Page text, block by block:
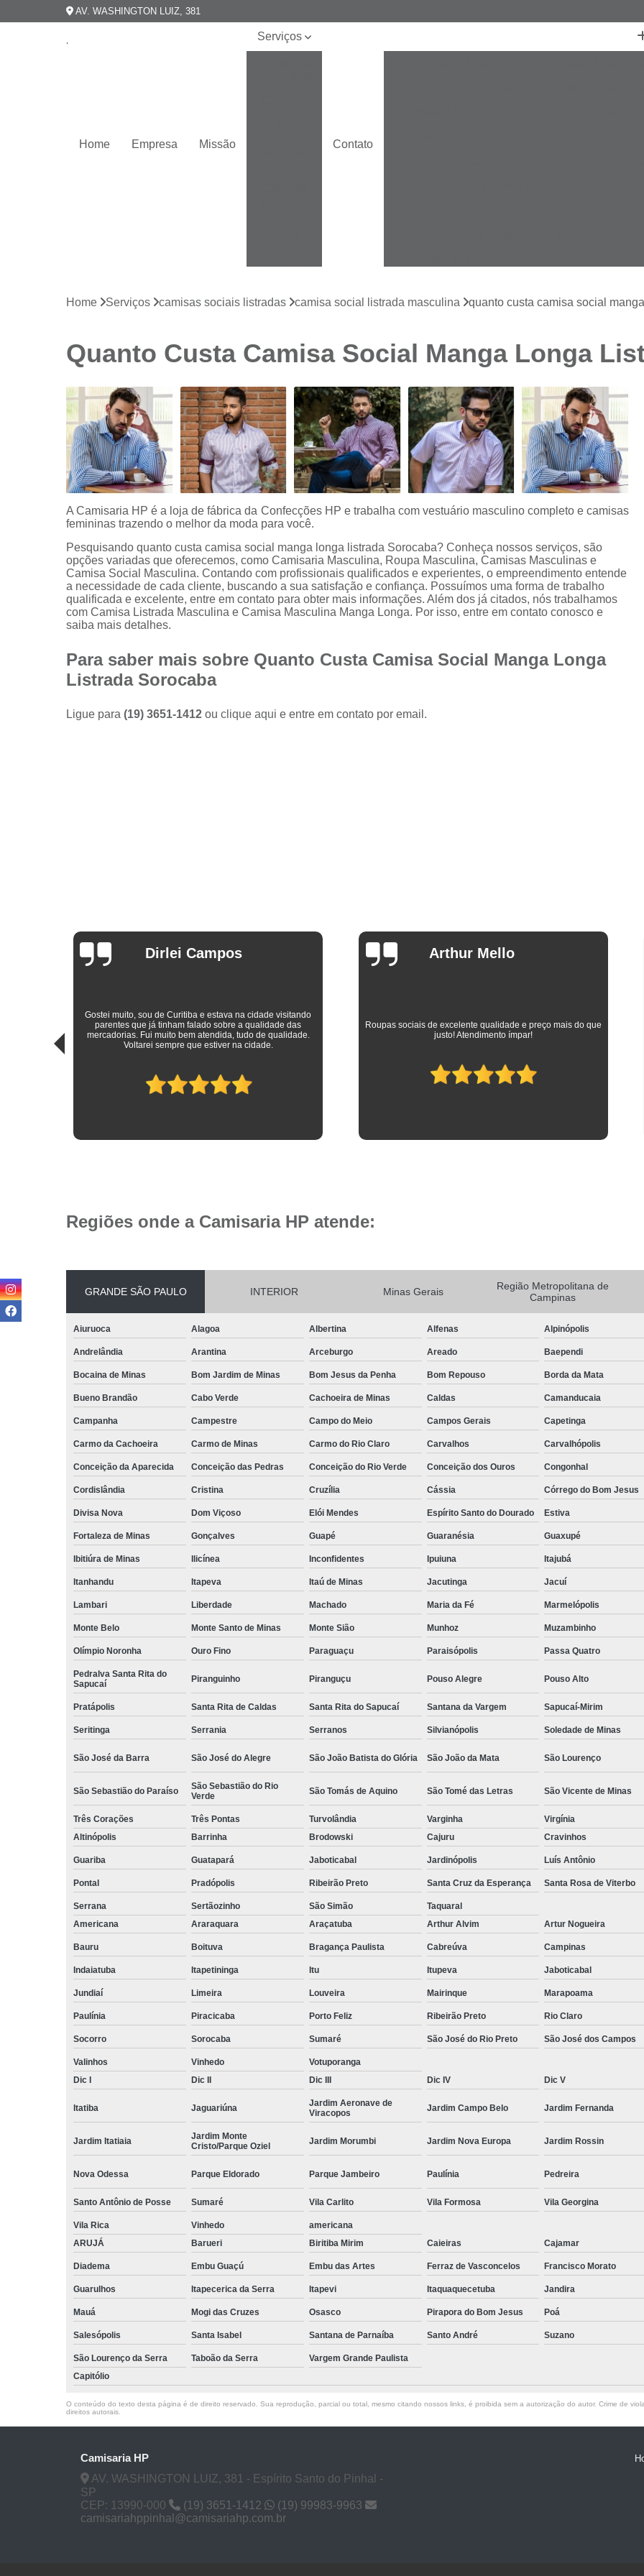
AV. WASHINGTON LUIZ, 381
Home Empresa Missão
Serviços
Camisas
branca
preço
Camisas
sociais
listradas
Camisas
sociais
curta
Camisas
sociais
manga
longa
Camisas
sociais
Camisas
sociais
Fábricas
Contato
Camisa Masculina
Camisa Masculina
Camisa Branca Plus Size
Camisa Jeans
Camisa Social Branca Plus Size
Camisa Social Plus Size
Camisa Xadrez Masculina Plus Size
Camisa Masculina Manga Curta Slim Fit
Camisa Slim Fit
Camisa
Camisa Social Slim Fit Masculina
Camisa
Camisa Branca Slim Masculina
Camisa Jeans Slim Masculina
Camisa Branca
Camisa Social
Camisa Social Masculina
Camisa
Camisa Social Listrada
Camisa Social Listrada Masculina
Camisa Social Masculina Listrada Preto e
Camisa Manga Longa Masculina
Camisa Social de Manga Longa
Camisa Social Manga Longa Masculina
Camisa Social Masculina Manga Longa Lisa
Camisa Social Preta Manga Longa
Camisa Masculina Social
Camisa Social Estampada
Camisa Social Masculina
Camisa Social Masculina Preta
Camisa Social Preta Masculina
Camisa Masculina Social Preço
Camisa Social Estampada Masculina Preço
Camisa Social Masculina Estampada Preço
Camisa Social Masculina Manga Longa
Camisa Social Masculina Preta Preço
Camisa Social Preta Masculina
Fábrica Camisa Masculina
Fábrica de Camisa Social de Homem
Fábrica de Camisa Social para
Loja com Moda Masculina
Loja de Moda
Loja Executivo Moda Masculina
Loja
Loja Moda Masculina Online
Loja Moda
Moda Masculina Loja
Moda Atual
Moda Casual Masculina
Moda
Moda Masculina Camisa
Moda Masculina
Moda Masculina Inverno
Moda
Moda Social Masculina
Roupas
Roupas Masculinas
Roupas Masculinas
Roupas Masculinas Estilosas
Roupas Masculinas Plus Size
Roupas
Home Serviços camisas sociais listradas camisa social listrada masculina quanto custa camisa social
Quanto Custa Camisa Social Manga Longa
A Camisaria HP é a loja de fábrica da Confecções HP e trabalha com vestuário masculino completo e camisas
femininas trazendo o melhor da moda para você.
Pesquisando quanto custa camisa social manga longa listrada Sorocaba? Conheça nossos serviços, são
opções variadas que oferecemos, como Camisaria Masculina, Roupa Masculina, Camisas Masculinas e
Camisa Social Masculina. Contando com profissionais qualificados e experientes, o empreendimento entende
a necessidade de cada cliente, buscando a sua satisfação e confiança. Possuímos uma forma de trabalho
qualificada e excelente, entre em contato para obter mais informações. Além dos já citados, nós trabalhamos
com Camisa Listrada Masculina e Camisa Masculina Manga Longa. Por isso, entre em contato conosco e
saiba mais detalhes.
Para saber mais sobre Quanto Custa Camisa Social Manga Longa
Listrada Sorocaba
Ligue para (19) 3651-1412 ou clique aqui e entre em contato por email.
Arthur Mello
Roupas sociais de excelente qualidade e preço mais do que
justo! Atendimento ímpar!
Ana Eudóxia Cesário de
Camargo
As melhores camisas que vestem meus filhos desde a
adolescência até os dias atuais em que trabalham como
advogados. Parabéns à toda equipe da Camisaria HP!
Regiões onde a Camisaria HP atende:
GRANDE SÃO PAULO INTERIOR Minas Gerais
Região Metropolitana de
Campinas
Aiuruoca Alagoa Albertina Alfenas Alpinópolis
Andrelândia Arantina Arceburgo Areado Baependi
Bocaina de Minas Bom Jardim de Minas Bom Jesus da Penha Bom Repouso Borda da Mata
Bueno Brandão Cabo Verde Cachoeira de Minas Caldas Camanducaia
Campanha Campestre Campo do Meio Campos Gerais Capetinga
Carmo da Cachoeira Carmo de Minas Carmo do Rio Claro Carvalhos Carvalhópolis
Conceição da Aparecida Conceição das Pedras Conceição do Rio Verde Conceição dos Ouros Congonhal
Cordislândia Cristina Cruzília Cássia Córrego do Bom Jesus
Divisa Nova Dom Viçoso Elói Mendes Espírito Santo do Dourado Estiva
Fortaleza de Minas Gonçalves Guapé Guaranésia Guaxupé
Ibitiúra de Minas Ilicínea Inconfidentes Ipuiuna Itajubá
Itanhandu Itapeva Itaú de Minas Jacutinga Jacuí
Lambari Liberdade Machado Maria da Fé Marmelópolis
Monte Belo Monte Santo de Minas Monte Sião Munhoz Muzambinho
Olímpio Noronha Ouro Fino Paraguaçu Paraisópolis Passa Quatro
Pedralva Santa Rita do
Sapucaí
Piranguinho Piranguçu Pouso Alegre Pouso Alto
Pratápolis Santa Rita de Caldas Santa Rita do Sapucaí Santana da Vargem Sapucaí-Mirim
Seritinga Serrania Serranos Silvianópolis Soledade de Minas
São José da Barra São José do Alegre São João Batista do Glória São João da Mata São Lourenço
São Sebastião do Paraíso
São Sebastião do Rio
Verde
São Tomás de Aquino São Tomé das Letras São Vicente de Minas
Três Corações Três Pontas Turvolândia Varginha Virgínia
Altinópolis
Barrinha Brodowski Cajuru Cravinhos
Guariba Guatapará Jaboticabal Jardinópolis Luís Antônio
Pontal Pradópolis Ribeirão Preto Santa Cruz da Esperança Santa Rosa de Viterbo
Serrana Sertãozinho São Simão
Taquaral
Americana
Araraquara Araçatuba Arthur Alvim Artur Nogueira
Bauru Boituva Bragança Paulista Cabreúva Campinas
Indaiatuba Itapetininga Itu Itupeva Jaboticabal
Jundiaí Limeira Louveira Mairinque Marapoama
Paulínia Piracicaba Porto Feliz Ribeirão Preto Rio Claro
Socorro Sorocaba Sumaré São José do Rio Preto São José dos Campos
Valinhos Vinhedo
Votuporanga
Dic I
Dic II Dic III Dic IV Dic V
Itatiba Jaguariúna
Jardim Aeronave de
Viracopos
Jardim Campo Belo Jardim Fernanda
Jardim Itatiaia
Jardim Monte
Cristo/Parque Oziel
Jardim Morumbi Jardim Nova Europa Jardim Rossin
Nova Odessa Parque Eldorado Parque Jambeiro Paulínia Pedreira
Santo Antônio de Posse Sumaré Vila Carlito Vila Formosa Vila Georgina
Vila Rica Vinhedo
americana
ARUJÁ
Barueri Biritiba Mirim Caieiras Cajamar
Diadema Embu Guaçú Embu das Artes Ferraz de Vasconcelos Francisco Morato
Guarulhos Itapecerica da Serra Itapevi Itaquaquecetuba Jandira
Mauá Mogi das Cruzes Osasco Pirapora do Bom Jesus Poá
Salesópolis Santa Isabel Santana de Parnaíba Santo André Suzano
São Lourenço da Serra Taboão da Serra
Vargem Grande Paulista
Capitólio
O conteúdo do texto desta página é de direito reservado. Sua reprodução, parcial ou total, mesmo citando nossos links, é proibida sem a autorização do autor. Crime de
direitos autorais
Camisaria HP
AV. WASHINGTON LUIZ, 381 - Espírito Santo do Pinhal -
SP
CEP: 13990-000
(19) 3651-1412
(19) 99983-9963
camisariahppinhal@camisariahp.com.br